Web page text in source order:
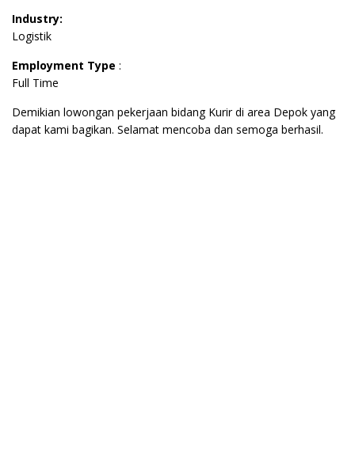
Industry:
Logistik
Employment Type :
Full Time
Demikian lowongan pekerjaan bidang Kurir di area Depok yang
dapat kami bagikan. Selamat mencoba dan semoga berhasil.